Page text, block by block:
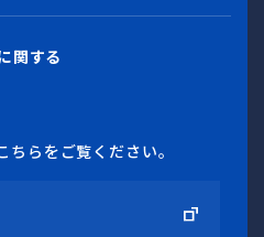
関する
らをご覧ください。